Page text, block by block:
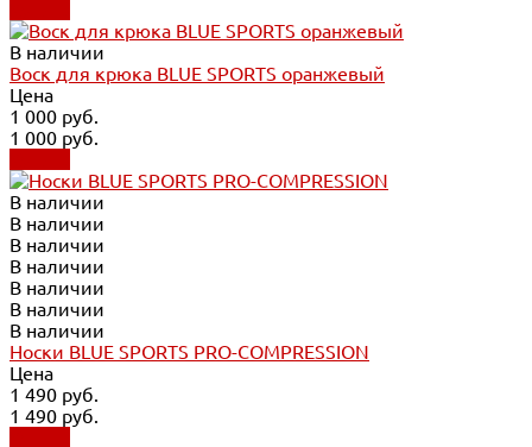
В наличии
Воск для крюка BLUE SPORTS оранжевый
Цена
1 000 руб.
1 000 руб.
В наличии
В наличии
В наличии
В наличии
В наличии
В наличии
В наличии
Носки BLUE SPORTS PRO-COMPRESSION
Цена
1 490 руб.
1 490 руб.